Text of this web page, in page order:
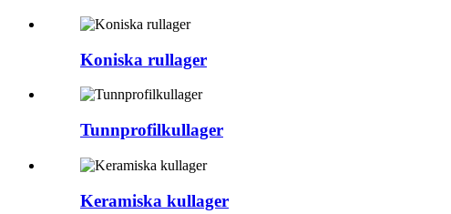
Koniska rullager
Tunnprofilkullager
Keramiska kullager